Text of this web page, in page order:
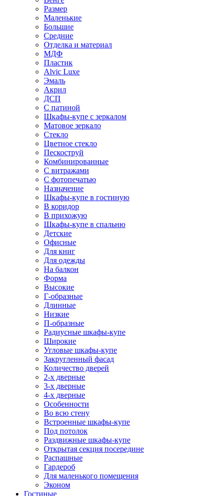
Размер
Маленькие
Большие
Средние
Отделка и материал
МДФ
Пластик
Alvic Luxe
Эмаль
Акрил
ДСП
С патиной
Шкафы-купе с зеркалом
Матовое зеркало
Стекло
Цветное стекло
Пескоструй
Комбинированные
С витражами
С фотопечатью
Назначение
Шкафы-купе в гостиную
В коридор
В прихожую
Шкафы-купе в спальню
Детские
Офисные
Для книг
Для одежды
На балкон
Форма
Высокие
Г-образные
Длинные
Низкие
П-образные
Радиусные шкафы-купе
Широкие
Угловые шкафы-купе
Закругленный фасад
Количество дверей
2-х дверные
3-х дверные
4-х дверные
Особенности
Во всю стену
Встроенные шкафы-купе
Под потолок
Раздвижные шкафы-купе
Открытая секция посередине
Распашные
Гардероб
Для маленького помещения
Эконом
Гостиные